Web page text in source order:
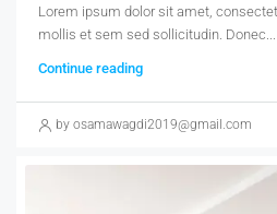
Lorem ipsum dolor sit amet,
mollis et sem sed sollicitudin. Donec...
Continue reading
by osamawagdi2019@gmail.com